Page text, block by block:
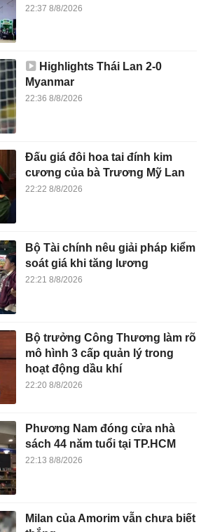
22:37 8/8/2026
Highlights Thái Lan 2-0
Myanmar
22:36 8/8/2026
Đấu giá đôi hoa tai đính kim
cương của bà Trương Mỹ Lan
22:22 8/8/2026
Bộ Tài chính nêu giải pháp kiểm
soát giá khi tăng lương
22:21 8/8/2026
Bộ trưởng Công Thương làm rõ
mô hình 3 cấp quản lý trong
hoạt động dầu khí
22:20 8/8/2026
Phương Nam đóng cửa nhà
sách 44 năm tuổi tại TP.HCM
22:13 8/8/2026
Milan của Amorim vẫn chưa biết